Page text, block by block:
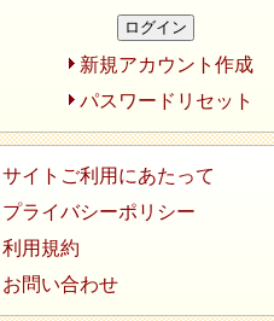
新規アカウント作成
パスワードリセット
サイトご利用にあたって
プライバシーポリシー
利用規約
お問い合わせ